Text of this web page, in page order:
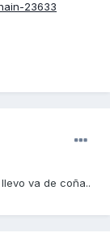
23633
va de coña..